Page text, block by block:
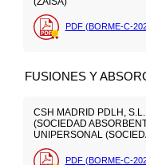
PDF (BORME-C-
FUSIONES Y
CSH MADRID PDLH,
(SOCIEDAD
UNIPERSONAL
PDF (BORME-C-